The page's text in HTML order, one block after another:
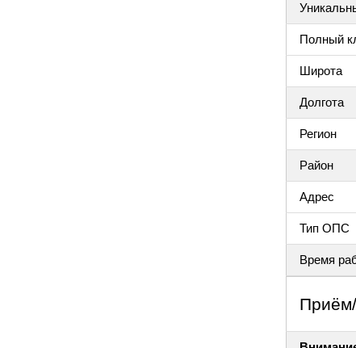
Полный
Широта
Долгота
Регион
Район
Адрес
Тип ОПС
Время